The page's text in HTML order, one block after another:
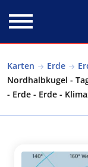
Karten Erde
Nordhalbkugel -
- Erde - Erde -